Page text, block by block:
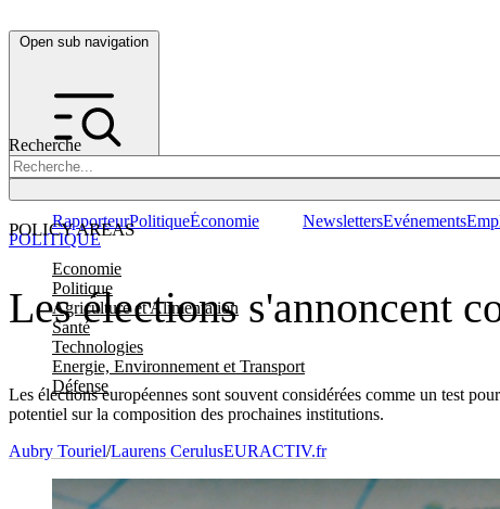
Open sub navigation
Recherche
POLICY AREAS
Economie
Politique
Agriculture et Alimentation
Santé
Technologies
Energie, Environnement et Transport
Défense
RapporteurPolitiqueÉconomie NewslettersEvénements
Les élections s'annoncent
Les élections européennes sont souvent considérées comme un test
potentiel sur la composition des prochaines institutions.
POLITIQUE
Aubry Touriel/Laurens CerulusEURACTIV.fr